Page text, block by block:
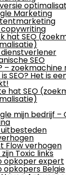
Marketing
copywriting
hat SEO
dienstverlener
SEO
–
SEO? Het is
hat SEO
mijn bedrijf –
uitbesteden
Flow verhogen
Toxic links
opkoper expert
opkopers Belgie